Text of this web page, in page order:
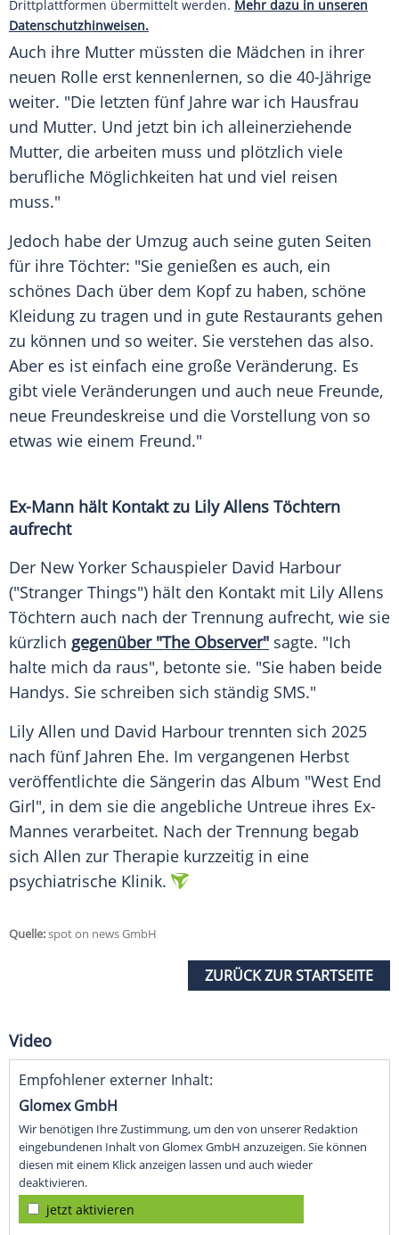
Drittplattformen übermittelt werden. Mehr dazu in unseren
Datenschutzhinweisen.
Auch ihre Mutter müssten die Mädchen in ihrer
neuen Rolle erst kennenlernen, so die 40-Jährige
weiter. "Die letzten fünf Jahre war ich Hausfrau
und Mutter. Und jetzt bin ich alleinerziehende
Mutter, die arbeiten muss und plötzlich viele
berufliche Möglichkeiten hat und viel reisen
muss."
Jedoch habe der Umzug auch seine guten Seiten
für ihre Töchter: "Sie genießen es auch, ein
schönes Dach über dem Kopf zu haben, schöne
Kleidung zu tragen und in gute Restaurants gehen
zu können und so weiter. Sie verstehen das also.
Aber es ist einfach eine große Veränderung. Es
gibt viele Veränderungen und auch neue Freunde,
neue Freundeskreise und die Vorstellung von so
etwas wie einem Freund."
Ex-Mann hält Kontakt zu Lily Allens Töchtern
aufrecht
Der New Yorker Schauspieler David Harbour
("Stranger Things") hält den Kontakt mit Lily Allens
Töchtern auch nach der Trennung aufrecht, wie sie
kürzlich gegenüber "The Observer" sagte. "Ich
halte mich da raus", betonte sie. "Sie haben beide
Handys. Sie schreiben sich ständig SMS."
Lily Allen und David Harbour trennten sich 2025
nach fünf Jahren Ehe. Im vergangenen Herbst
veröffentlichte die Sängerin das Album "West End
Girl", in dem sie die angebliche Untreue ihres Ex-
Mannes verarbeitet. Nach der Trennung begab
sich Allen zur Therapie kurzzeitig in eine
psychiatrische Klinik.
Quelle:spot on news GmbH
ZURÜCK ZUR STARTSEITE
Video
Empfohlener externer Inhalt:
Glomex GmbH
Wir benötigen Ihre Zustimmung, um den von unserer Redaktion
eingebundenen Inhalt von Glomex GmbH anzuzeigen. Sie können
diesen mit einem Klick anzeigen lassen und auch wieder
deaktivieren.
jetzt aktivieren